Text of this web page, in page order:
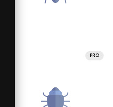
PRO